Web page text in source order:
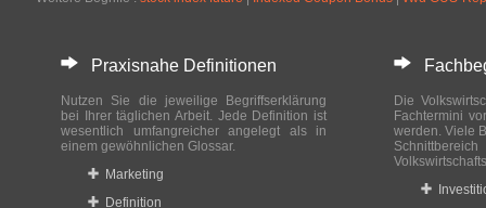
Praxisnahe Definitionen
Nutzen Sie die jeweilige Begriffserklärung
bei Ihrer täglichen Arbeit. Jede Definition ist
wesentlich umfangreicher angelegt als in
einem gewöhnlichen Glossar.
Marketing
Definition
Die
Fachtermini
werden. Viele